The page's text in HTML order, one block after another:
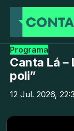
Programa
Canta Lá –
poli”
12 Jul. 2026,